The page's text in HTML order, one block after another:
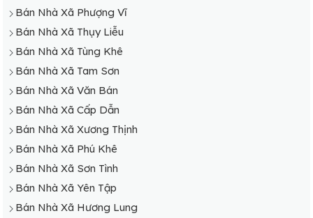
Bán Nhà Xã Phượng Vĩ
Bán Nhà Xã Thụy Liễu
Bán Nhà Xã Tùng Khê
Bán Nhà Xã Tam Sơn
Bán Nhà Xã Văn Bán
Bán Nhà Xã Cấp Dẫn
Bán Nhà Xã Xương Thịnh
Bán Nhà Xã Phú Khê
Bán Nhà Xã Sơn Tình
Bán Nhà Xã Yên Tập
Bán Nhà Xã Hương Lung